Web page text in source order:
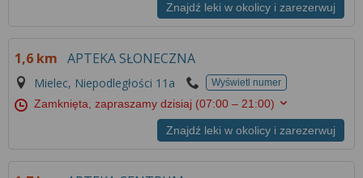
Znajdź leki w okolicy i zarezerwuj
1,6 km APTEKA SŁONECZNA
Mielec, Niepodległości 11a Wyświetl numer
Zamknięta, zapraszamy dzisiaj (07:00 – 21:00)
Znajdź leki w okolicy i zarezerwuj